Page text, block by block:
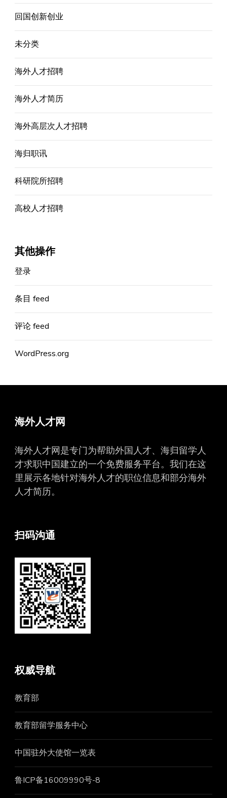
回国创新创业
未分类
海外人才招聘
海外人才简历
海外高层次人才招聘
海归职讯
科研院所招聘
高校人才招聘
其他操作
登录
条目 feed
评论 feed
WordPress.org
海外人才网
海外人才网是专门为帮助外国人才、海归留学人
才求职中国建立的一个免费服务平台。我们在这
里展示各地针对海外人才的职位信息和部分海外
人才简历。
扫码沟通
权威导航
教育部
教育部留学服务中心
中国驻外大使馆一览表
鲁ICP备16009990号-8